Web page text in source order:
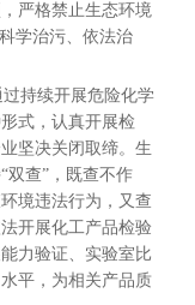
严格禁止生态环境
学治污、依法治
持续开展危险化学
式，认真开展检
坚决关闭取缔。生
双查”，既查不作
境违法行为，又查
开展化工产品检验
力验证、实验室比
平，为相关产品质